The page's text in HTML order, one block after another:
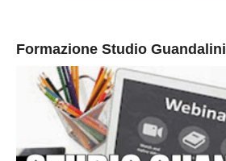
Formazione Studio Guandalini